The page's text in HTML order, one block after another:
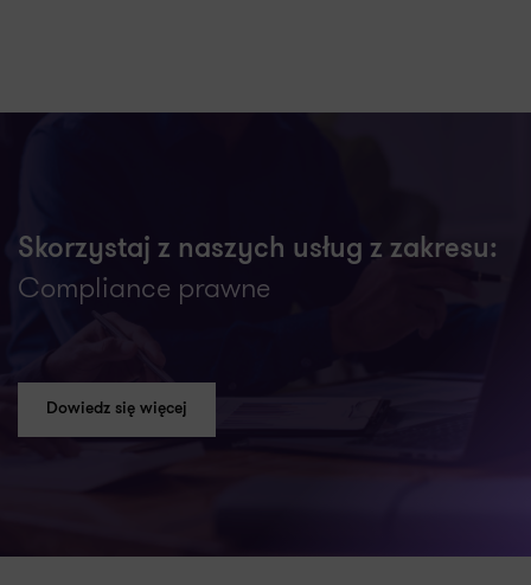
Skorzystaj z naszych usług z zakresu:
Compliance prawne
Dowiedz się więcej